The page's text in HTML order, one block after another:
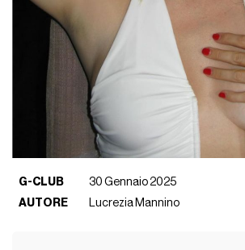
G-CLUB
30 Gennaio 2025
AUTORE
Lucrezia Mannino